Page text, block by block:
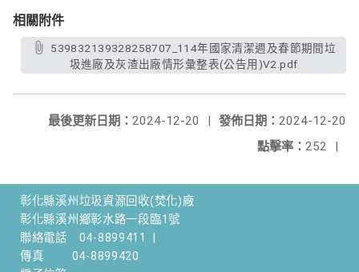
相關附件
圾進廠及灰渣出廠情形彙整表(公告用)V2.pdf
發佈日期： 2024-12-20
最後更新日期： 2024-12-20
|
點擊率： 252 |
彰化縣溪州垃圾資源回收(焚化)廠
彰化縣溪州鄉彰水路一段臨1號
聯絡電話
04-8899411
傳真
04-8899420